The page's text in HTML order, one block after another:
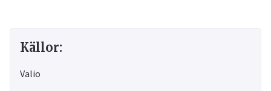
Källor:
Valio